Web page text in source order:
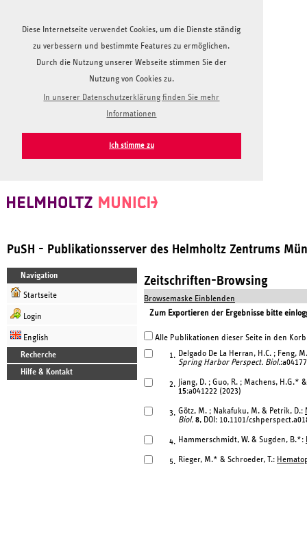
Diese Internetseite verwendet Cookies, um die Dienste ständig
zu verbessern und bestimmte Features zu ermöglichen.
Durch die Nutzung unserer Webseite stimmen Sie der
Nutzung von Cookies zu.
In unserer Datenschutzerklärung finden Sie mehr
Informationen
Ich stimme zu
PuSH - Publikationsserver des Helmholtz Zentrums
Navigation
Startseite
Login
English
Recherche
Hilfe & Kontakt
Zeitschriften-Browsing
Browsemaske Einblenden
Zum Exportieren der Ergebnisse bitte
Alle Publikationen dieser Seite in den
1. Delgado De La Herran, H.C. ; Feng,
Spring Harbor Perspect. Biol.
2.
Jiang, D. ; Guo, R. ; Machens, H.G.*
15:a041222 (2023)
3. Götz, M. ; Nakafuku, M. & Petrik, D.:
Biol. 8, DOI: 10.1101/
4. Hammerschmidt, W. & Sugden, B.*:
5. Rieger, M.* & Schroeder, T.: